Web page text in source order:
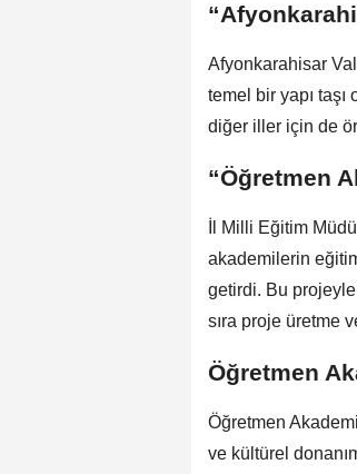
Afyonkarahisar
temel bir yapı
diğer iller için de
“Öğretmen
İl Milli Eğitim
akademilerin
getirdi. Bu projeyle
sıra proje üretme
Öğretmen
Öğretmen
ve kültürel